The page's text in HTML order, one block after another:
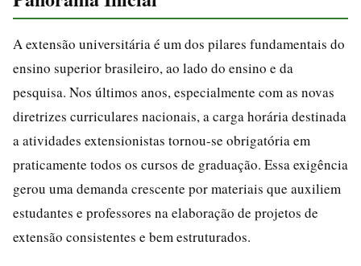
A extensão universitária é um dos pilares fundamentais do
ensino superior brasileiro, ao lado do ensino e da
pesquisa. Nos últimos anos, especialmente com as novas
diretrizes curriculares nacionais, a carga horária destinada
a atividades extensionistas tornou-se obrigatória em
praticamente todos os cursos de graduação. Essa exigência
gerou uma demanda crescente por materiais que auxiliem
estudantes e professores na elaboração de projetos de
extensão consistentes e bem estruturados.